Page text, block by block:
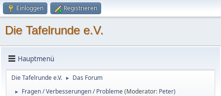
Einloggen Registrieren
Die Tafelrunde e.V.
Hauptmenü
Die Tafelrunde e.V. ► Das Forum
► Fragen / Verbesserungen / Probleme(Moderator: Peter)